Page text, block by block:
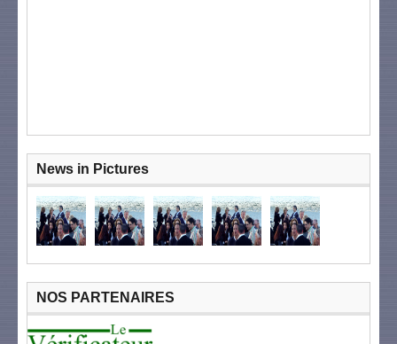
News in Pictures
NOS PARTENAIRES